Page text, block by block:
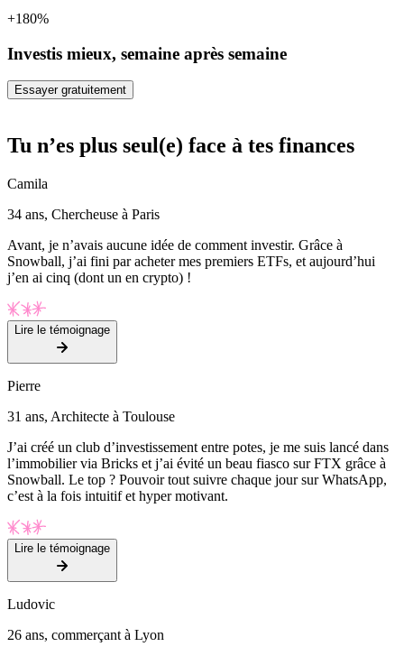
+180%
Investis mieux, semaine après semaine
Essayer gratuitement
Tu n’es plus seul(e) face à tes finances
Camila
34 ans, Chercheuse à Paris
Avant, je n’avais aucune idée de comment investir. Grâce à
Snowball, j’ai fini par acheter mes premiers ETFs, et aujourd’hui
j’en ai cinq (dont un en crypto) !
Lire le témoignage
Pierre
31 ans, Architecte à Toulouse
J’ai créé un club d’investissement entre potes, je me suis lancé dans
l’immobilier via Bricks et j’ai évité un beau fiasco sur FTX grâce à
Snowball. Le top ? Pouvoir tout suivre chaque jour sur WhatsApp,
c’est à la fois intuitif et hyper motivant.
Lire le témoignage
Ludovic
26 ans, commerçant à Lyon